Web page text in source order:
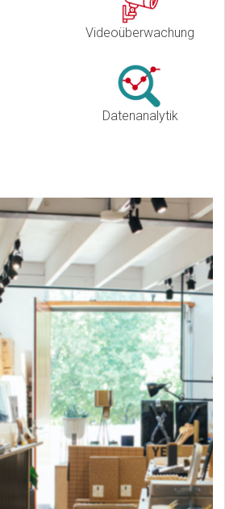
Videoüberwachung
Datenanalytik